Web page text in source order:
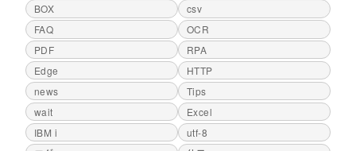
BOX
csv
FAQ
OCR
PDF
RPA
Edge
HTTP
news
Tips
wait
Excel
IBM i
utf-8